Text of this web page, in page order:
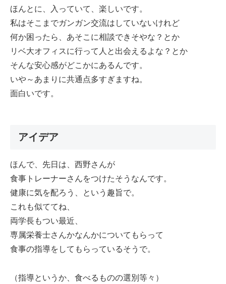
ほんとに、入っていて、楽しいです。
私はそこまでガンガン交流はしていないけれど
何か困ったら、あそこに相談できそやな？とか
リベ大オフィスに行って人と出会えるよな？とか
そんな安心感がどこかにあるんです。
いや～あまりに共通点多すぎますね。
面白いです。
アイデア
ほんで、先日は、西野さんが
食事トレーナーさんをつけたそうなんです。
健康に気を配ろう、という趣旨で。
これも似ててね、
両学長もつい最近、
専属栄養士さんかなんかについてもらって
食事の指導をしてもらっているそうで。
（指導というか、食べるものの選別等々）